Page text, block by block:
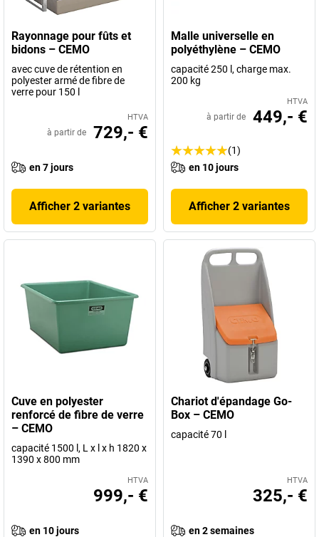
Rayonnage pour fûts et
bidons – CEMO
avec cuve de rétention en
polyester armé de fibre de
verre pour 150 l
HTVA
à partir de 729,- €
en 7 jours
Afficher 2 variantes
Malle universelle en
polyéthylène – CEMO
capacité 250 l, charge max.
200 kg
HTVA
à partir de 449,- €
(1)
en 10 jours
Afficher 2 variantes
Cuve en polyester
renforcé de fibre de verre
– CEMO
capacité 1500 l, L x l x h 1820 x
1390 x 800 mm
HTVA
999,- €
en 10 jours
Chariot d'épandage Go-
Box – CEMO
capacité 70 l
HTVA
325,- €
en 2 semaines